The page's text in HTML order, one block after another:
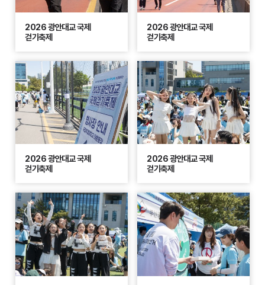
2026 광안대교 국제
걷기축제
2026 광안대교 국제
걷기축제
2026 광안대교 국제
걷기축제
2026 광안대교 국제
걷기축제